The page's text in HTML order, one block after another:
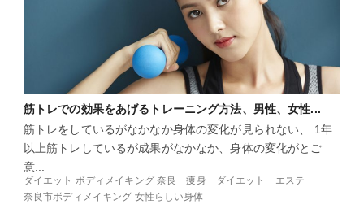
筋トレでの効果をあげるトレーニング方法、男性、女性...
筋トレをしているがなかなか身体の変化が見られない、 1年
以上筋トレしているが成果がなかなか、身体の変化がとご
意...
ダイエット ボディメイキング 奈良 痩身 ダイエット エステ
奈良市ボディメイキング 女性らしい身体